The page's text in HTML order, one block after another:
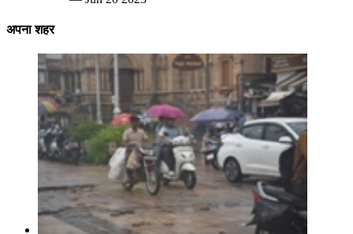
अपना शहर